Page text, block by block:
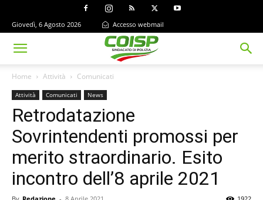
Giovedì, 6 Agosto 2026 Accesso webmail
Home Attività Comunicati
Attività Comunicati News
Retrodatazione
Sovrintendenti promossi per
merito straordinario. Esito
incontro dell’8 aprile 2021